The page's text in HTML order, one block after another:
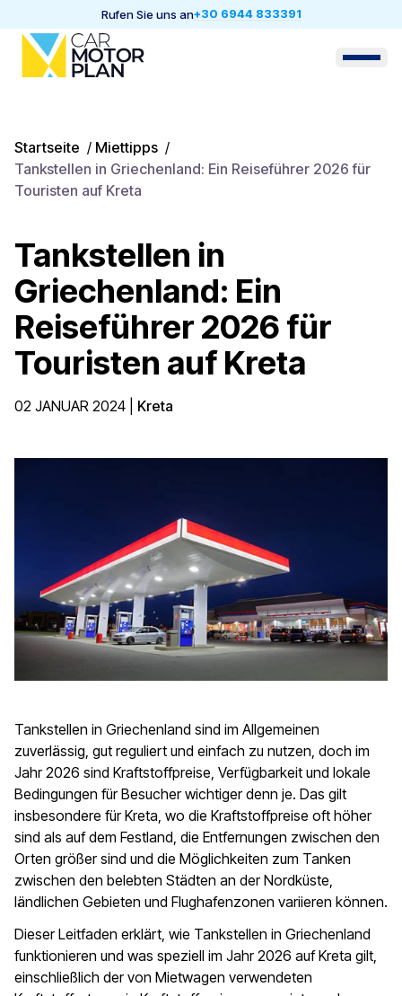
Rufen Sie uns an+30 6944 833391
Startseite / Miettipps /
Tankstellen in Griechenland: Ein Reiseführer 2026 für
Touristen auf Kreta
Tankstellen in
Griechenland: Ein
Reiseführer 2026 für
Touristen auf Kreta
02 JANUAR 2024 Kreta
Tankstellen in Griechenland sind im Allgemeinen
zuverlässig, gut reguliert und einfach zu nutzen, doch im
Jahr 2026 sind Kraftstoffpreise, Verfügbarkeit und lokale
Bedingungen für Besucher wichtiger denn je. Das gilt
insbesondere für Kreta, wo die Kraftstoffpreise oft höher
sind als auf dem Festland, die Entfernungen zwischen den
Orten größer sind und die Möglichkeiten zum Tanken
zwischen den belebten Städten an der Nordküste,
ländlichen Gebieten und Flughafenzonen variieren können.
Dieser Leitfaden erklärt, wie Tankstellen in Griechenland
funktionieren und was speziell im Jahr 2026 auf Kreta gilt,
einschließlich der von Mietwagen verwendeten